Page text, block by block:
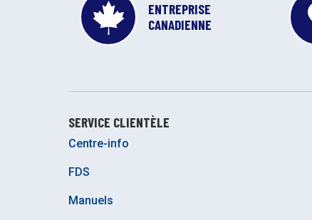
ENTREPRISE
CANADIENNE
SERVICE CLIENTÈLE
Centre-info
FDS
Manuels